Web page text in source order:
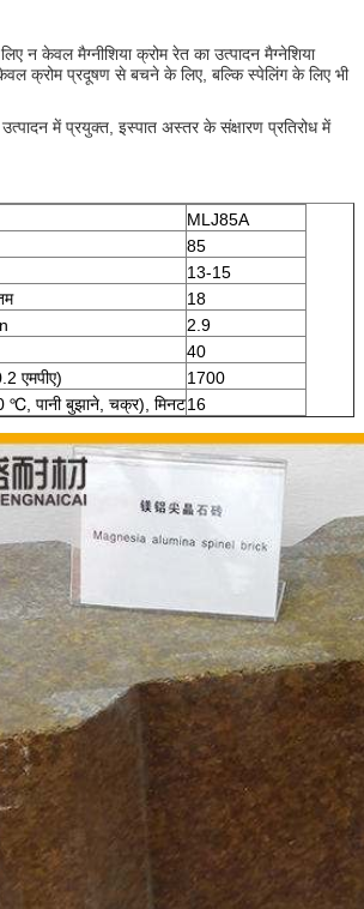
न केवल मैग्नीशिया क्रोम रेत का उत्पादन मैग्नेशिया
क्रोम प्रदूषण से बचने के लिए, बल्कि स्पेलिंग के लिए भी
में प्रयुक्त, इस्पात अस्तर के संक्षारण प्रतिरोध में
MLJ85A
85
13-15
18
2.9
40
एमपीए)
1700
℃, पानी बुझाने, चक्र), मिनट16